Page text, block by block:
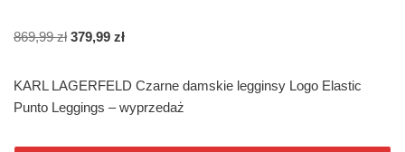
869,99zł 379,99 zł
KARL LAGERFELD Czarne damskie legginsy Logo Elastic
Punto Leggings – wyprzedaż